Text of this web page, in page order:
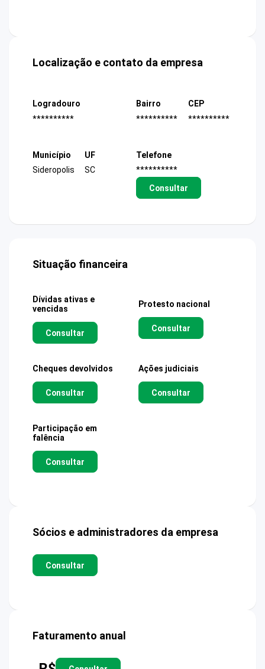
Localização e contato da empresa
Logradouro
**********
Bairro
**********
CEP
**********
Município
Sideropolis
UF
SC
Telefone
**********
Consultar
Situação financeira
Dívidas ativas e
vencidas
Consultar
Protesto nacional
Consultar
Cheques devolvidos
Consultar
Ações judiciais
Consultar
Participação em
falência
Consultar
Sócios e administradores da empresa
Consultar
Faturamento anual